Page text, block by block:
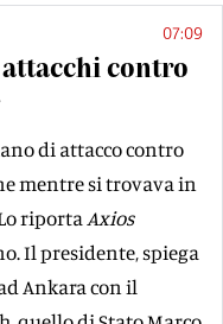
07:09
contro
di attacco contro
mentre si trovava in
riporta Axios
Il presidente, spiega
Ankara con il